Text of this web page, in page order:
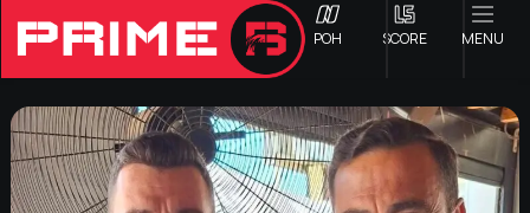
ΡΟΗ SCORE MENU
ΟΦΗ